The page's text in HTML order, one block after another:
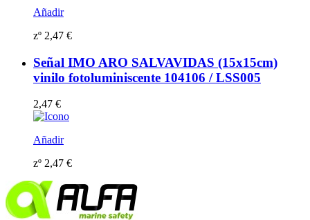
Añadir
zº 2,47 €
Señal IMO ARO SALVAVIDAS (15x15cm)
vinilo fotoluminiscente 104106 / LSS005
2,47 €
Añadir
zº 2,47 €